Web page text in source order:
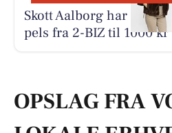
Skott Aalborg har ny
pels fra 2-BIZ til 1000 kr
OPSLAG FRA